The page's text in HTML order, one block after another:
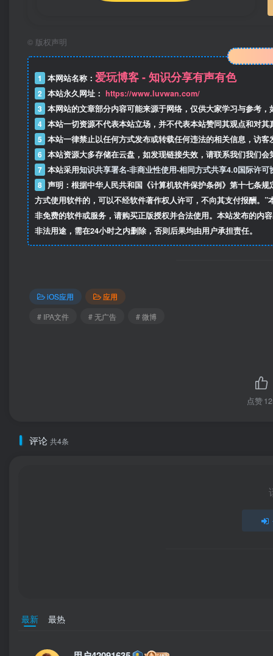
© 版权声明
1 本网站名称： 爱玩博客 - 知识分享有声有色
2 本站永久网址： https://www.luvwan.com/
3 本网站的文章部分内容可能来源于网络，仅供大家学习与参考
4 本站一切资源不代表本站立场，并不代表本站赞同其观点和对其
5 本站一律禁止以任何方式发布或转载任何违法的相关信息，访客
6 本站资源大多存储在云盘，如发现链接失效，请联系我们我们会
7 本站采用知识共享署名-非商业性使用-相同方式共享4.0国际许可
8 声明：根据中华人民共和国《计算机软件保护条例》第十七条
方式使用软件的，可以不经软件著作权人许可，不向其支付报酬。
非免费的软件或服务，请购买正版授权并合法使用。本站发布的内
非法用途，需在24小时之内删除，否则后果均由用户承担责任。
iOS应用
应用
# IPA文件
# 无广告 # 微博
点赞
评论 共4条
最新 最热